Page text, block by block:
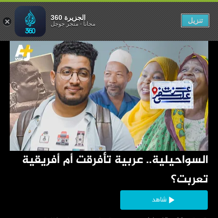
تعربت؟
شاهد
أفريقية تعربت؟
الجزيرة 360
مجاناً-متجر جوجل تنزيل